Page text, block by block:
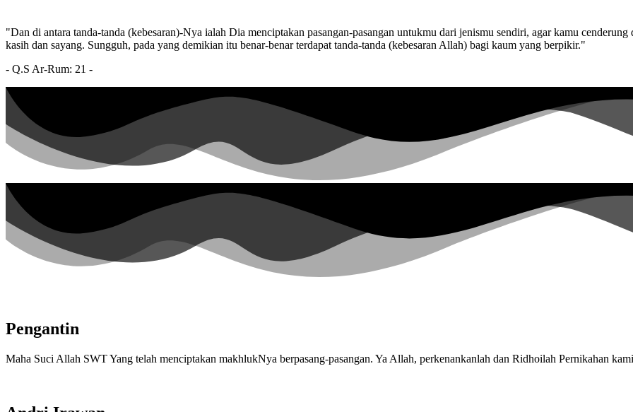
"Dan di antara tanda-tanda (kebesaran)-Nya ialah Dia menciptakan pasangan-pasangan untukmu dari jenismu sendiri, agar kamu
kasih dan sayang. Sungguh, pada yang demikian itu benar-benar terdapat tanda-tanda (kebesaran Allah) bagi kaum yang berpikir."
- Q.S Ar-Rum: 21 -
Pengantin
Maha Suci Allah SWT Yang telah menciptakan makhlukNya berpasang-pasangan. Ya Allah, perkenankanlah dan Ridhoilah Pernikahan